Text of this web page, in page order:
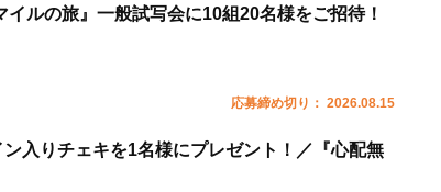
イルの旅』一般試写会に10組20名様をご招待！
応募締め切り： 2026.08.15
入りチェキを1名様にプレゼント！／『心配無